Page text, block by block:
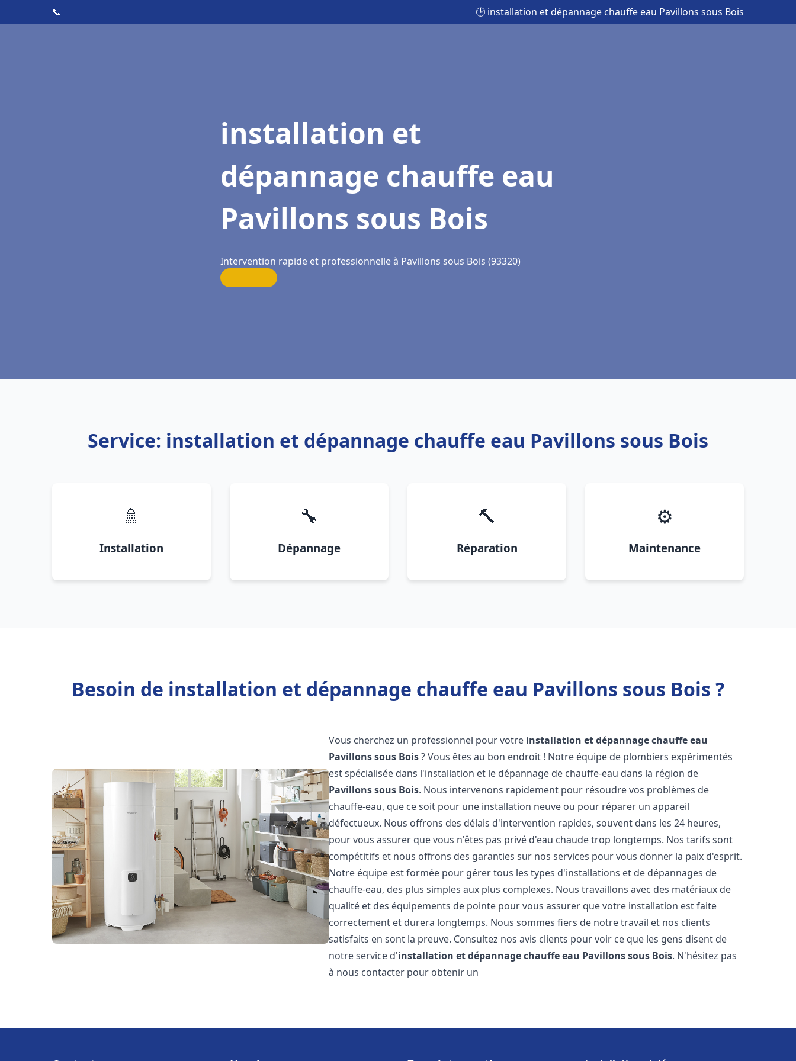
📞 🕒 installation et dépannage chauffe eau Pavillons sous Bois
installation et
dépannage chauffe eau
Pavillons sous Bois
Intervention rapide et professionnelle à Pavillons sous Bois (93320)
Service: installation et dépannage chauffe eau Pavillons sous Bois
🚿
Installation
🔧
Dépannage
🔨
Réparation
⚙️
Maintenance
Besoin de installation et dépannage chauffe eau Pavillons sous Bois ?
Vous cherchez un professionnel pour votre installation et dépannage chauffe eau
Pavillons sous Bois? Vous êtes au bon endroit ! Notre équipe de plombiers expérimentés
est spécialisée dans l'installation et le dépannage de chauffe-eau dans la région de
Pavillons sous Bois. Nous intervenons rapidement pour résoudre vos problèmes de
chauffe-eau, que ce soit pour une installation neuve ou pour réparer un appareil
défectueux. Nous offrons des délais d'intervention rapides, souvent dans les 24 heures,
pour vous assurer que vous n'êtes pas privé d'eau chaude trop longtemps. Nos tarifs sont
compétitifs et nous offrons des garanties sur nos services pour vous donner la paix d'esprit.
Notre équipe est formée pour gérer tous les types d'installations et de dépannages de
chauffe-eau, des plus simples aux plus complexes. Nous travaillons avec des matériaux de
qualité et des équipements de pointe pour vous assurer que votre installation est faite
correctement et durera longtemps. Nous sommes fiers de notre travail et nos clients
satisfaits en sont la preuve. Consultez nos avis clients pour voir ce que les gens disent de
notre service d'installation et dépannage chauffe eau Pavillons sous Bois. N'hésitez pas
à nous contacter pour obtenir un